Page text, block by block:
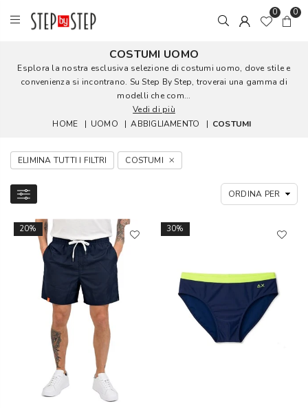
0 0
COSTUMI UOMO
Esplora la nostra esclusiva selezione di costumi uomo, dove stile e
convenienza si incontrano. Su Step By Step, troverai una gamma di
modelli che com...
Vedi di più
HOME
| UOMO | ABBIGLIAMENTO | COSTUMI
ELIMINA TUTTI I FILTRI COSTUMI
20% 30%